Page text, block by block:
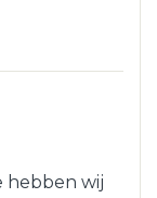
hebben wij